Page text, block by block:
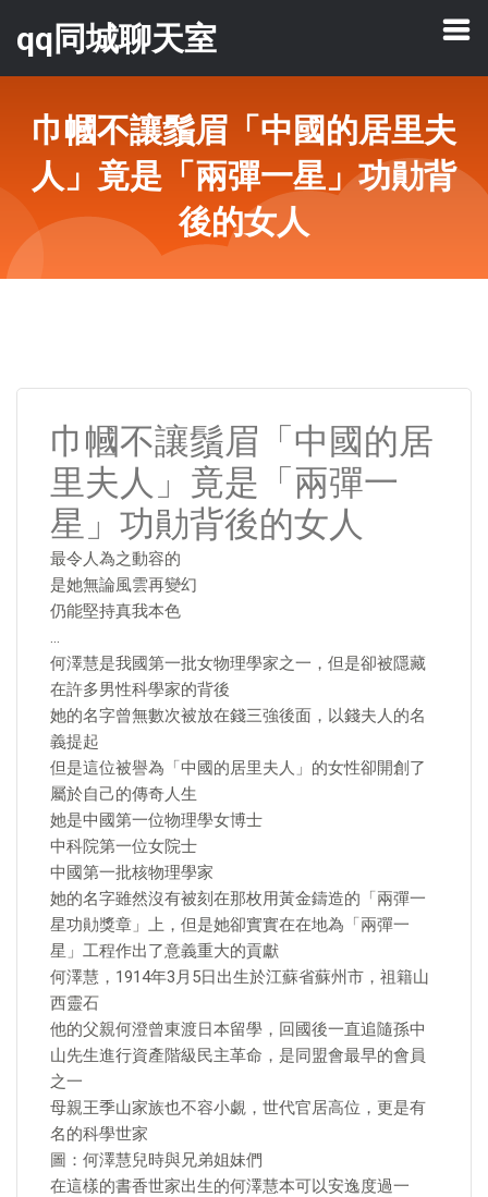
qq同城聊天室
巾幗不讓鬚眉「中國的居里夫
人」竟是「兩彈一星」功勛背
後的女人
巾幗不讓鬚眉「中國的居
里夫人」竟是「兩彈一
星」功勛背後的女人
最令人為之動容的
是她無論風雲再變幻
仍能堅持真我本色
…
何澤慧是我國第一批女物理學家之一，但是卻被隱藏
在許多男性科學家的背後
她的名字曾無數次被放在錢三強後面，以錢夫人的名
義提起
但是這位被譽為「中國的居里夫人」的女性卻開創了
屬於自己的傳奇人生
她是中國第一位物理學女博士
中科院第一位女院士
中國第一批核物理學家
她的名字雖然沒有被刻在那枚用黃金鑄造的「兩彈一
星功勛獎章」上，但是她卻實實在在地為「兩彈一
星」工程作出了意義重大的貢獻
何澤慧，1914年3月5日出生於江蘇省蘇州市，祖籍山
西靈石
他的父親何澄曾東渡日本留學，回國後一直追隨孫中
山先生進行資產階級民主革命，是同盟會最早的會員
之一
母親王季山家族也不容小覷，世代官居高位，更是有
名的科學世家
圖：何澤慧兒時與兄弟姐妹們
在這樣的書香世家出生的何澤慧本可以安逸度過一